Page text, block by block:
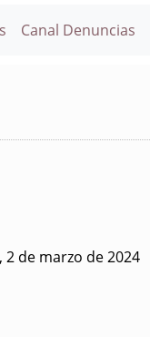
Canal Denuncias
2 de marzo de 2024